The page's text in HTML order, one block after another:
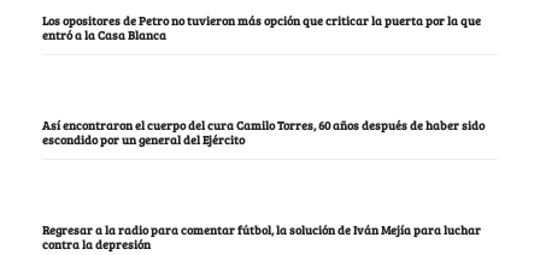
Los opositores de Petro no tuvieron más opción que criticar la puerta por la que
entró a la Casa Blanca
Así encontraron el cuerpo del cura Camilo Torres, 60 años después de haber sido
escondido por un general del Ejército
Regresar a la radio para comentar fútbol, la solución de Iván Mejía para luchar
contra la depresión